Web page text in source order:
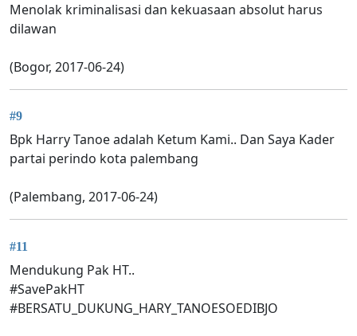
Menolak kriminalisasi dan kekuasaan absolut harus
dilawan
(Bogor, 2017-06-24)
#9
Bpk Harry Tanoe adalah Ketum Kami.. Dan Saya Kader
partai perindo kota palembang
(Palembang, 2017-06-24)
#11
Mendukung Pak HT..
#SavePakHT
#BERSATU_DUKUNG_HARY_TANOESOEDIBJO